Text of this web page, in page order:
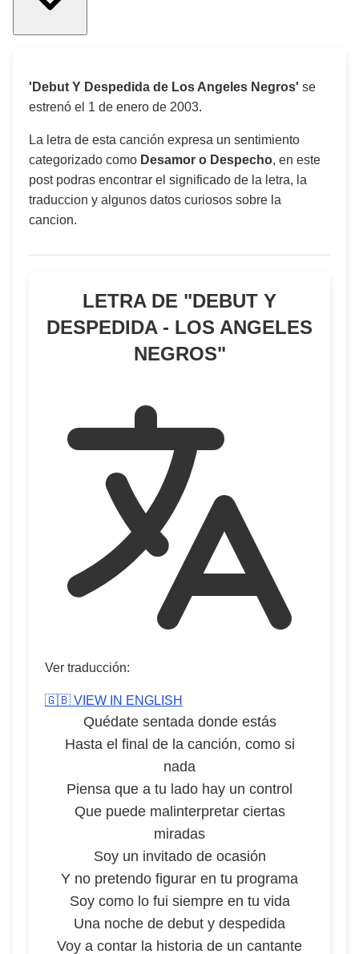
'Debut Y Despedida de Los Angeles Negros' se
estrenó el 1 de enero de 2003.
La letra de esta canción expresa un sentimiento
categorizado como Desamor o Despecho, en este
post podras encontrar el significado de la letra, la
traduccion y algunos datos curiosos sobre la
cancion.
LETRA DE "DEBUT Y
DESPEDIDA - LOS ANGELES
NEGROS"
Ver traducción:
🇬🇧 VIEW IN ENGLISH
Quédate sentada donde estás
Hasta el final de la canción, como si
nada
Piensa que a tu lado hay un control
Que puede malinterpretar ciertas
miradas
Soy un invitado de ocasión
Y no pretendo figurar en tu programa
Soy como lo fui siempre en tu vida
Una noche de debut y despedida
Voy a contar la historia de un cantante